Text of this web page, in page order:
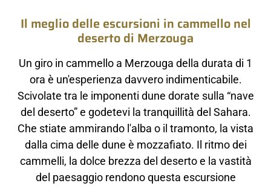
Il meglio delle escursioni in cammello nel
deserto di Merzouga
Un giro in cammello a Merzouga della durata di 1
ora è un'esperienza davvero indimenticabile.
Scivolate tra le imponenti dune dorate sulla “nave
del deserto” e godetevi la tranquillità del Sahara.
Che stiate ammirando l'alba o il tramonto, la vista
dalla cima delle dune è mozzafiato. Il ritmo dei
cammelli, la dolce brezza del deserto e la vastità
del paesaggio rendono questa escursione